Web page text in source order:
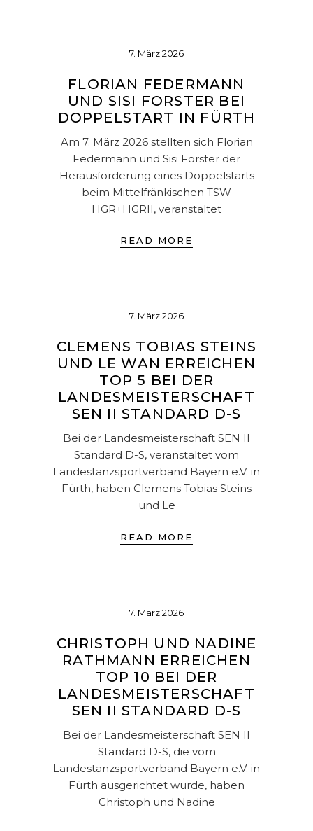
7. März 2026
FLORIAN FEDERMANN
UND SISI FORSTER BEI
DOPPELSTART IN FÜRTH
Am 7. März 2026 stellten sich Florian
Federmann und Sisi Forster der
Herausforderung eines Doppelstarts
beim Mittelfränkischen TSW
HGR+HGRII, veranstaltet
READ MORE
7. März 2026
CLEMENS TOBIAS STEINS
UND LE WAN ERREICHEN
TOP 5 BEI DER
LANDESMEISTERSCHAFT
SEN II STANDARD D-S
Bei der Landesmeisterschaft SEN II
Standard D-S, veranstaltet vom
Landestanzsportverband Bayern e.V. in
Fürth, haben Clemens Tobias Steins
und Le
READ MORE
7. März 2026
CHRISTOPH UND NADINE
RATHMANN ERREICHEN
TOP 10 BEI DER
LANDESMEISTERSCHAFT
SEN II STANDARD D-S
Bei der Landesmeisterschaft SEN II
Standard D-S, die vom
Landestanzsportverband Bayern e.V. in
Fürth ausgerichtet wurde, haben
Christoph und Nadine